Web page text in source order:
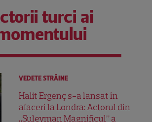
turci ai
VEDETE STRĂINE
Halit Ergenç s-a lansat în
afaceri la Londra: Actorul din
„Suleyman Magnificul” a